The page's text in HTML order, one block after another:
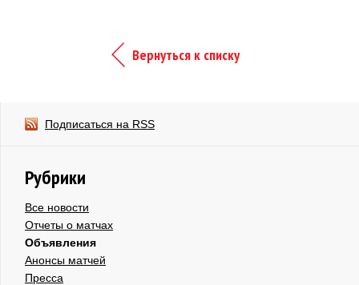
Вернуться к списку
Подписаться на RSS
Рубрики
Все новости
Отчеты о матчах
Объявления
Анонсы матчей
Пресса